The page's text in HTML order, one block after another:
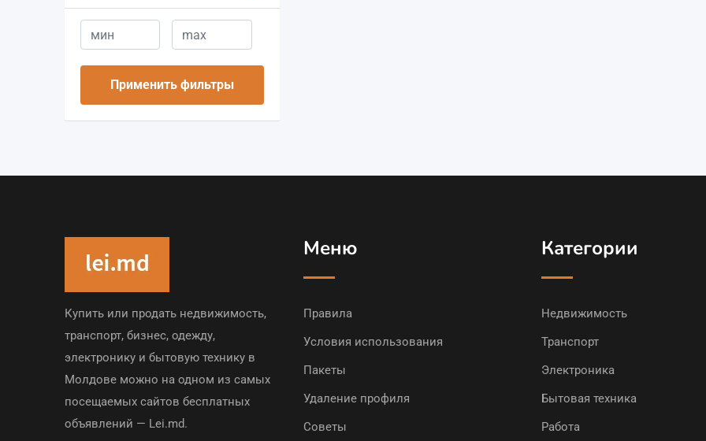
Применить фильтры
Купить или продать недвижимость,
транспорт, бизнес, одежду,
электронику и бытовую технику в
Молдове можно на одном из самых
посещаемых сайтов бесплатных
объявлений — Lei.md.
Меню
Правила
Условия использования
Пакеты
Удаление профиля
Советы
Категории
Недвижимость
Транспорт
Электроника
Бытовая техника
Работа